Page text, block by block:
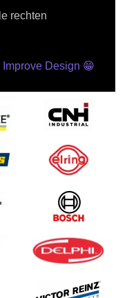
rechten
Improve Design 😁